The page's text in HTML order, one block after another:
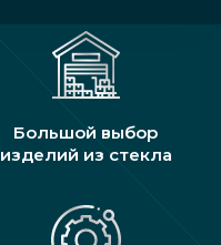
Большой выбор
изделий из стекла